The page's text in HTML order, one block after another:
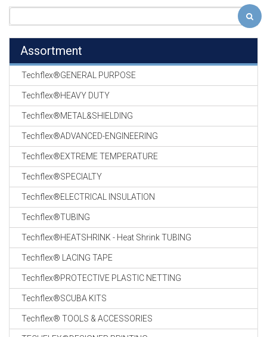
Assortment
Techflex®GENERAL PURPOSE
Techflex®HEAVY DUTY
Techflex®METAL&SHIELDING
Techflex®ADVANCED-ENGINEERING
Techflex®EXTREME TEMPERATURE
Techflex®SPECIALTY
Techflex®ELECTRICAL INSULATION
Techflex®TUBING
Techflex®HEATSHRINK - Heat Shrink TUBING
Techflex® LACING TAPE
Techflex®PROTECTIVE PLASTIC NETTING
Techflex®SCUBA KITS
Techflex® TOOLS & ACCESSORIES